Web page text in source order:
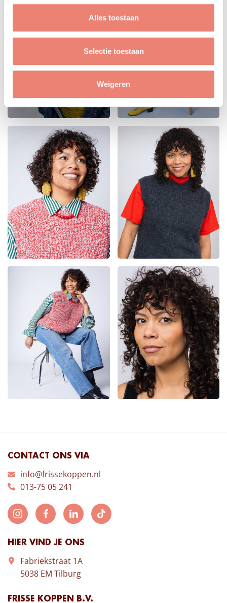
Alles toestaan
Selectie toestaan
Weigeren
CONTACT ONS VIA
info@frissekoppen.nl
013-75 05 241
HIER VIND JE ONS
Fabriekstraat 1A
5038 EM Tilburg
FRISSE KOPPEN B.V.